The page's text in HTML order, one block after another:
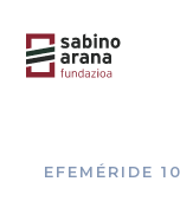
EFEMÉRIDE